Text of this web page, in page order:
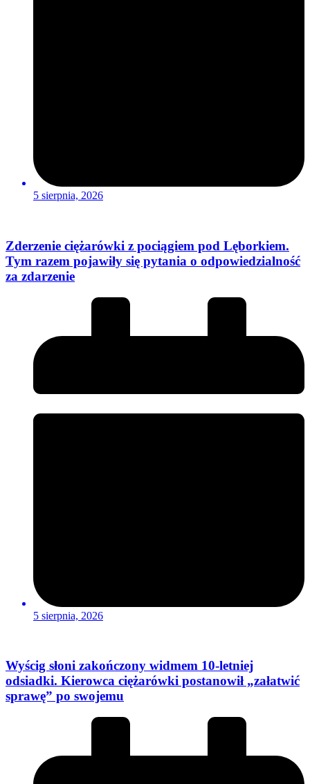
5 sierpnia, 2026
Zderzenie ciężarówki z pociągiem pod Lęborkiem.
Tym razem pojawiły się pytania o odpowiedzialność
za zdarzenie
5 sierpnia, 2026
Wyścig słoni zakończony widmem 10-letniej
odsiadki. Kierowca ciężarówki postanowił „załatwić
sprawę” po swojemu